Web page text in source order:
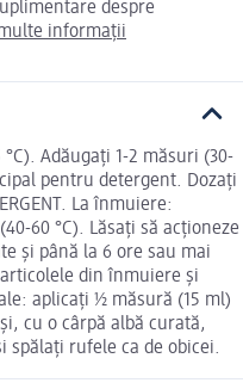
despre
informații
°C). Adăugați 1-2 măsuri (30-
pentru detergent. Dozați
La înmuiere:
60 °C). Lăsați să acționeze
și până la 6 ore sau mai
din înmuiere și
aplicați ½ măsură (15 ml)
cu o cârpă albă curată,
spălați rufele ca de obicei.